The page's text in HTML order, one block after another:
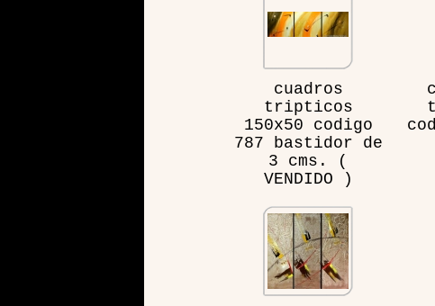
cuadros
tripticos
150x50 codigo
787 bastidor de
3 cms. (
VENDIDO )